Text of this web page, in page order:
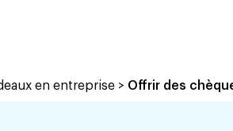
en entreprise > Offrir des